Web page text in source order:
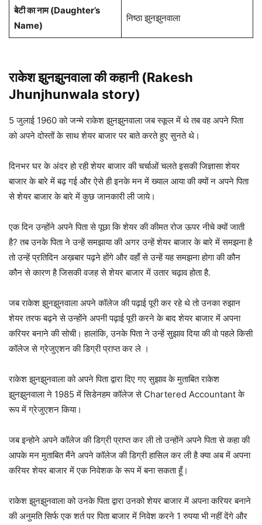
बेटी का नाम (Daughter’s
Name)
निष्ठा झुनझुनवाला
राकेश झुनझुनवाला की कहानी (Rakesh
Jhunjhunwala story)
5 जुलाई 1960 को जन्मे राकेश झुनझुनवाला जब स्कूल में थे तब वह अपने पिता
को अपने दोस्तों के साथ शेयर बाजार पर बाते करते हुए सुनते थे।
दिनभर घर के अंदर हो रही शेयर बाजार की चर्चाओं चलते इसकी जिज्ञासा शेयर
बाजार के बारे में बढ़ गई और ऐसे ही इनके मन में ख्याल आया की क्यों न अपने पिता
से शेयर बाजार के बारे में कुछ जानकारी ली जाये।
एक दिन उन्होंने अपने पिता से पूछा कि शेयर की कीमत रोज ऊपर नीचे क्यों जाती
है? तब उनके पिता ने उन्हें समझाया की अगर उन्हें शेयर बाजार के बारे में समझना है
तो उन्हें प्रतिदिन अख़बार पढ़ने होंगे और वहाँ से उन्हें यह समझना होगा की कौन
कौन से कारण है जिसकी वजह से शेयर बाजार में उतार चढ़ाव होता है.
जब राकेश झुनझुनवाला अपने कॉलेज की पढ़ाई पूरी कर रहे थे तो उनका रुझान
शेयर तरफ बढ़ने से उन्होंने अपनी पढ़ाई पूरी करने के बाद शेयर बाजार में अपना
करियर बनाने की सोची। हालांकि, उनके पिता ने उन्हें सुझाव दिया की वो पहले किसी
कॉलेज से ग्रेजुएशन की डिग्री प्राप्त कर ले ।
राकेश झुनझुनवाला को अपने पिता द्वारा दिए गए सुझाव के मुताबित राकेश
झुनझुनवाला ने 1985 में सिडेनहम कॉलेज से Chartered Accountant के
रूप में ग्रेजुएशन किया।
जब इन्होने अपने कॉलेज की डिग्री प्राप्त कर ली तो उन्होंने अपने पिता से कहा की
आपके मन मुताबित मैंने अपने कॉलेज की डिग्री हासिल कर ली है क्या अब में अपना
करियर शेयर बाजार में एक निवेशक के रूप में बना सकता हूँ।
राकेश झुनझुनवाला को उनके पिता द्वारा उनको शेयर बाजार में अपना करियर बनाने
की अनुमति सिर्फ एक शर्त पर पिता बाजार में निवेश करने 1 रुपया भी नहीं देंगे और